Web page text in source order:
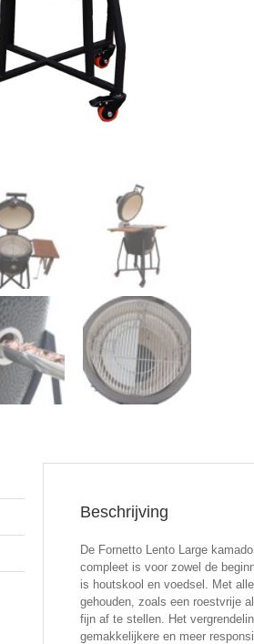
Beschrijving
De Fornetto Lento Large
compleet is voor zowel de
is houtskool en voedsel. Met
gehouden, zoals een roestvrije
fijn af te stellen. Het
gemakkelijkere en meer